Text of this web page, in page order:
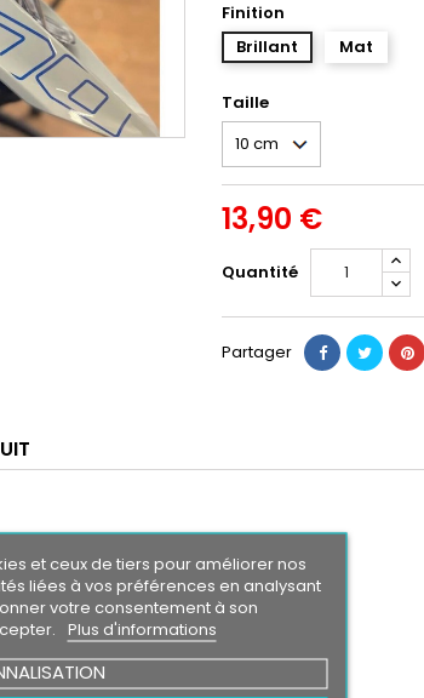
Finition
Brillant
Mat
Taille
13,90 €
Quantité
Partager
votre support de pose.
et ceux de tiers pour améliorer nos
liées à vos préférences en analysant
votre consentement à son
Plus d'informations